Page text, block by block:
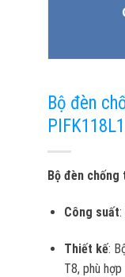
Bộ đèn
Bộ đèn chống
Công suất:
Thiết kế:
T8, phù